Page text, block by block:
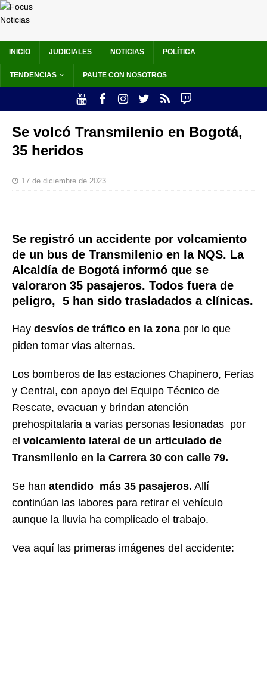
INICIO JUDICIALES NOTICIAS POLÍTICA
TENDENCIAS PAUTE CON NOSOTROS
Se volcó Transmilenio en Bogotá,
35 heridos
17 de diciembre de 2023
Se registró un accidente por volcamiento
de un bus de Transmilenio en la NQS. La
Alcaldía de Bogotá informó que se
valoraron 35 pasajeros. Todos fuera de
peligro, 5 han sido trasladados a clínicas.
Hay desvíos de tráfico en la zona por lo que
piden tomar vías alternas.
Los bomberos de las estaciones Chapinero, Ferias
y Central, con apoyo del Equipo Técnico de
Rescate, evacuan y brindan atención
prehospitalaria a varias personas lesionadas por
el volcamiento lateral de un articulado de
Transmilenio en la Carrera 30 con calle 79.
Se han atendido más 35 pasajeros. Allí
continúan las labores para retirar el vehículo
aunque la lluvia ha complicado el trabajo.
Vea aquí las primeras imágenes del accidente: